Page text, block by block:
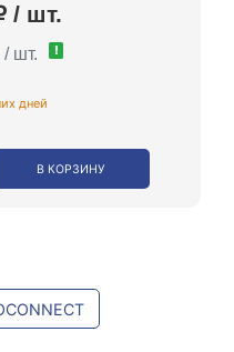
/ шт.
/ шт. !
дней
В КОРЗИНУ